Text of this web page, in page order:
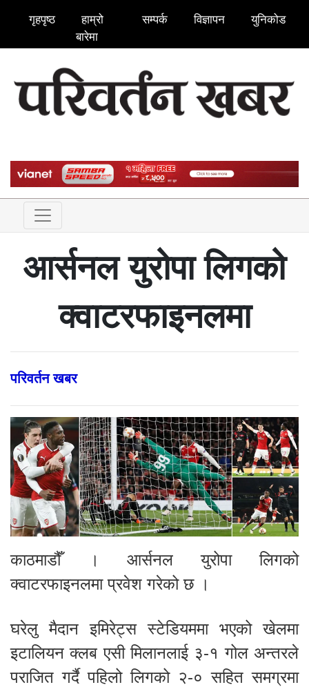
गृहपृष्ठ
हाम्रो
बारेमा
सम्पर्क विज्ञापन युनिकोड
आर्सनल युरोपा लिगको
क्वाटरफाइनलमा
परिवर्तन खबर
काठमाडौँ । आर्सनल युरोपा लिगको
क्वाटरफाइनलमा प्रवेश गरेको छ ।
घरेलु मैदान इमिरेट्स स्टेडियममा भएको खेलमा
इटालियन क्लब एसी मिलानलाई ३-१ गोल अन्तरले
पराजित गर्दै पहिलो लिगको २-० सहित समग्रमा